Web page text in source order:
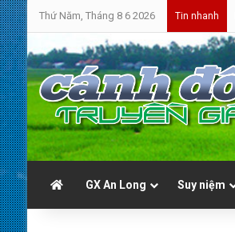
Thứ Năm, Tháng 8 6 2026 Tin nhanh
GX An Long Suy niệm